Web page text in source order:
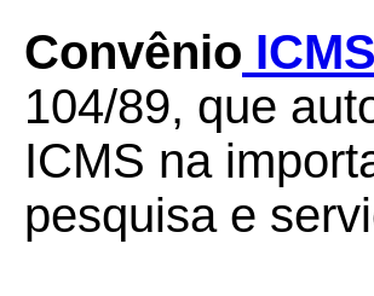
Convênio
104/89, que
ICMS na
pesquisa e